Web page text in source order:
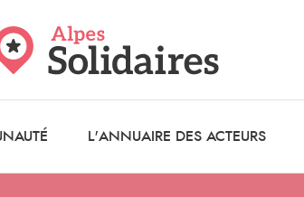
L'ANNUAIRE DES ACTEURS